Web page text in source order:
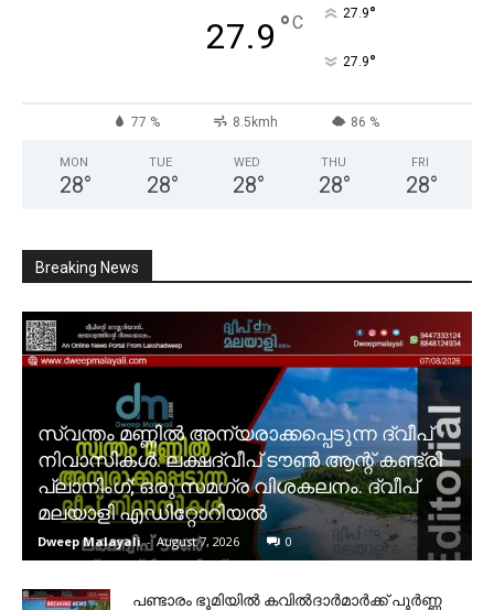
27.9 °C 27.9°
27.9°
77 % 8.5kmh 86 %
MON
28°
TUE
28°
WED
28°
THU
28°
FRI
28°
Breaking News
സ്വന്തം മണ്ണിൽ അന്യരാക്കപ്പെടുന്ന ദ്വീപ്
നിവാസികൾ. ലക്ഷദ്വീപ് ടൗൺ ആന്റ് കണ്ട്രി
പ്ലാനിംഗ്; ഒരു സമഗ്ര വിശകലനം. ദ്വീപ്
മലയാളി എഡിറ്റോറിയൽ
Dweep Malayali - August 7, 2026 0
പണ്ടാരം ഭൂമിയിൽ കവിൽദാർമാർക്ക് പൂർണ്ണ